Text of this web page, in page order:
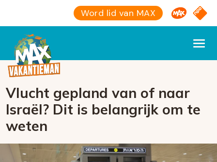
Word lid van MAX Omroep
NPO
Vlucht gepland van of naar
Israël? Dit is belangrijk om te
weten